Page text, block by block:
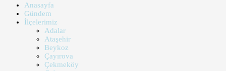
Anasayfa
Gündem
İlçelerimiz
Adalar
Ataşehir
Beykoz
Çayırova
Çekmeköy